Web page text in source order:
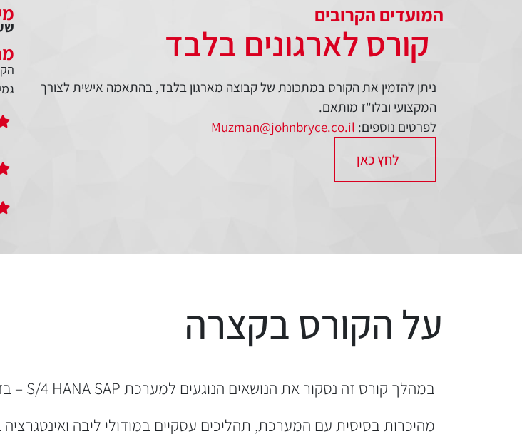
המועדים הקרובים
קורס לארגונים בלבד
ניתן להזמין את הקורס במתכונת של קבוצה מארגון בלבד, בהתאמה אישית לצורך
המקצועי ובלו"ז מותאם.
לפרטים נוספים: Muzman@johnbryce.co.il
לחץ כאן
על הקורס בקצרה​
במהלך קורס זה נסקור את הנושאים הנוגעים למערכת S/4 HANA SAP – בדגש על ההבדלים מול מערכת ה ECC .
מהיכרות בסיסית עם המערכת, תהליכים עסקיים במודולי ליבה ואינטגרציה